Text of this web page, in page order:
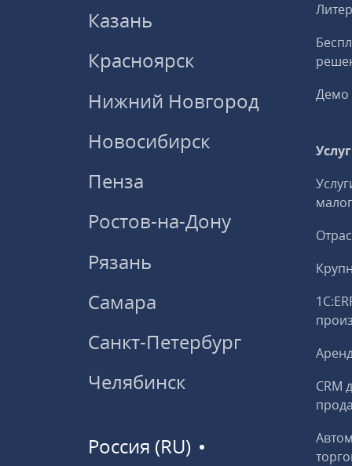
Казань
Красноярск
Нижний Новгород
Новосибирск
Пенза
Ростов-на-Дону
Рязань
Самара
Санкт-Петербург
Челябинск
Россия (RU)
Демо
CRM